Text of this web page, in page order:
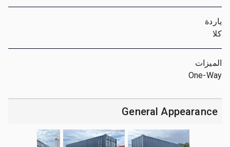
ياردة
كلا
الميزات
One-Way
General Appearance